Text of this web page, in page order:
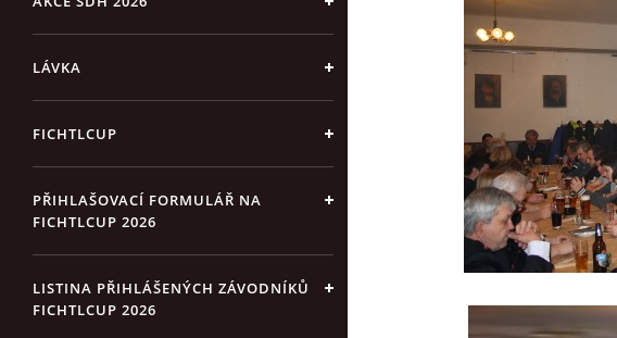
LÁVKA
FICHTLCUP
PŘIHLAŠOVACÍ FORMULÁŘ NA
FICHTLCUP 2026
LISTINA PŘIHLÁŠENÝCH ZÁVODNÍKŮ
FICHTLCUP 2026